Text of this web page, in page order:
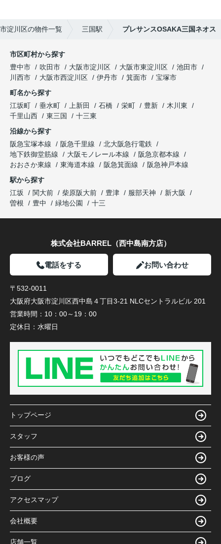
淀川区の物件一覧 三国駅 プレサンスOSAKA三国ネオス
市区町村から探す
豊中市
吹田市 大阪市淀川区 大阪市東淀川区
池田市
川西市
大阪市西淀川区 伊丹市 箕面市
宝塚市
町名から探す
江坂町
垂水町 上新田 石橋 栄町 豊新
木川東
千里山西
東三国
十三東
沿線から探す
阪急宝塚本線
阪急千里線
北大阪急行電鉄
地下鉄御堂筋線
大阪モノレール本線
阪急京都本線
おおさか東線
東海道本線 阪急箕面線
阪急神戸本線
駅から探す
江坂
関大前 柴原阪大前 豊津 服部天神
新大阪
曽根
豊中 緑地公園 十三
株式会社BARREL（西中島南方店）
電話をする お問い合わせ
〒532-0011
大阪府大阪市淀川区西中島４丁目3-21 NLCセントラルビル 201
営業時間： 10：00～19：00
定休日： 水曜日
トップページ
スタッフ
お客様の声
ブログ
アクセスマップ
会社概要
店舗一覧